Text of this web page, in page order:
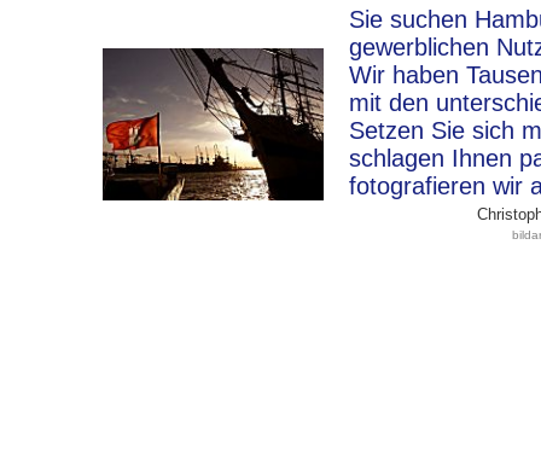
Sie suchen
gewerblichen
Wir haben
mit den
Setzen Sie sich
schlagen Ihnen
fotografieren wir